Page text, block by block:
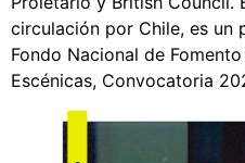
circulación por Chile, es un
Fondo Nacional de
Escénicas, Convocatoria